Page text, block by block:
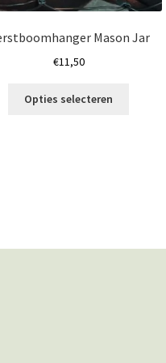
Mason Jar
€11,50
Opties selecteren
worden